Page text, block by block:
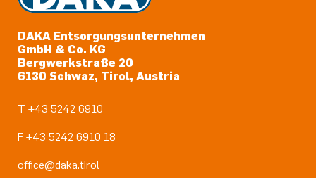
DAKA Entsorgungsunternehmen
GmbH & Co. KG
Bergwerkstraße 20
6130 Schwaz, Tirol, Austria
T +43 5242 6910
F +43 5242 6910 18
office@daka.tirol